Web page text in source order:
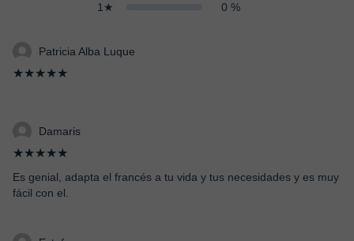
1★
0 %
Patricia Alba Luque
★★★★★
Damaris
★★★★★
Es genial, adapta el francés a tu vida y tus necesidades y es muy
fácil con el.